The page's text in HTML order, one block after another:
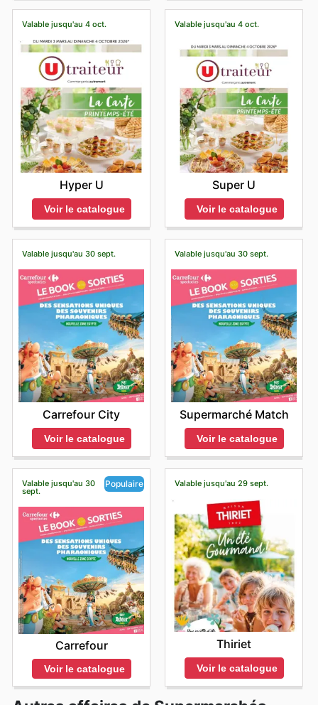
Valable jusqu'au 4 oct.
Hyper U
Voir le catalogue
Valable jusqu'au 4 oct.
Super U
Voir le catalogue
Valable jusqu'au 30 sept.
Carrefour City
Voir le catalogue
Valable jusqu'au 30 sept.
Supermarché Match
Voir le catalogue
Valable jusqu'au 30
sept.
Populaire
Carrefour
Voir le catalogue
Valable jusqu'au 29 sept.
Thiriet
Voir le catalogue